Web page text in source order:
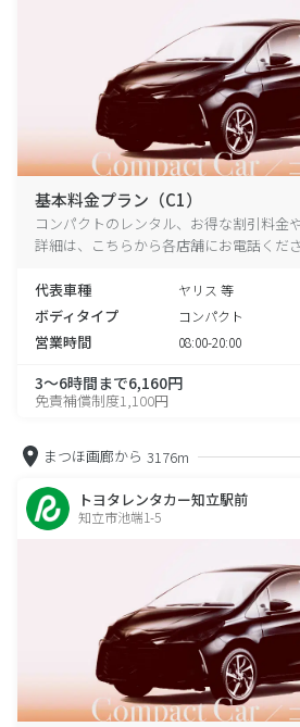
基本料金プラン（C1）
コンパクトのレンタル、お得な割引料金
詳細は、こちらから各店舗にお電話くださ
代表車種 ヤリス 等
ボディタイプ コンパクト
営業時間 08:00-20:00
3～6時間まで6,160円
免責補償制度1,100円
まつほ画廊から 3176m
トヨタレンタカー知立駅前
知立市池端1-5